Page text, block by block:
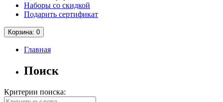
Наборы со скидкой
Подарить сертификат
Корзина: 0
Главная
Поиск
Критерии поиска: